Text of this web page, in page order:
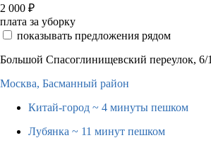
2 000 ₽
плата за уборку
показывать предложения рядом
Большой Спасоглинищевский переулок, 6/1
Москва, Басманный район
Китай-город ~ 4 минуты пешком
Лубянка ~ 11 минут пешком